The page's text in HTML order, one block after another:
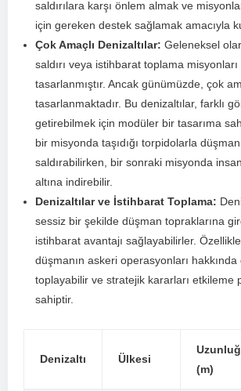
saldırılara karşı önlem almak ve
için ⁣gereken destek sağlamak amacıyla
Çok⁣ Amaçlı Denizaltılar: Geleneksel
saldırı‌ veya istihbarat toplama⁢ misyonları
tasarlanmıştır. Ancak günümüzde, çok
tasarlanmaktadır. Bu denizaltılar,‍ farklı
‍getirebilmek için modüler⁣ bir tasarıma‍
bir ‌misyonda taşıdığı torpidolarla
saldırabilirken, bir sonraki misyonda
altına indirebilir.
Denizaltılar ve İstihbarat Toplama:
sessiz bir şekilde düşman topraklarına
istihbarat avantajı sağlayabilirler.‌ Özellikle
düşmanın askeri operasyonları
toplayabilir ve ​stratejik kararları etkileme
sahiptir.
Denizaltı Ülkesi
(m)